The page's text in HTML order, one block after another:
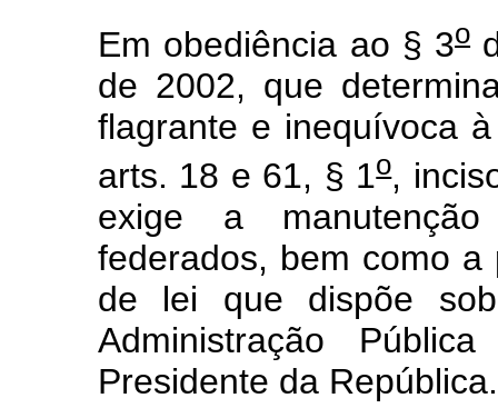
Em obediência ao § 3o
de 2002, que
flagrante e inequívoca
arts. 18 e 61, § 1o,
exige a
federados, bem como
de lei que dispõe
Administração
Presidente da República.